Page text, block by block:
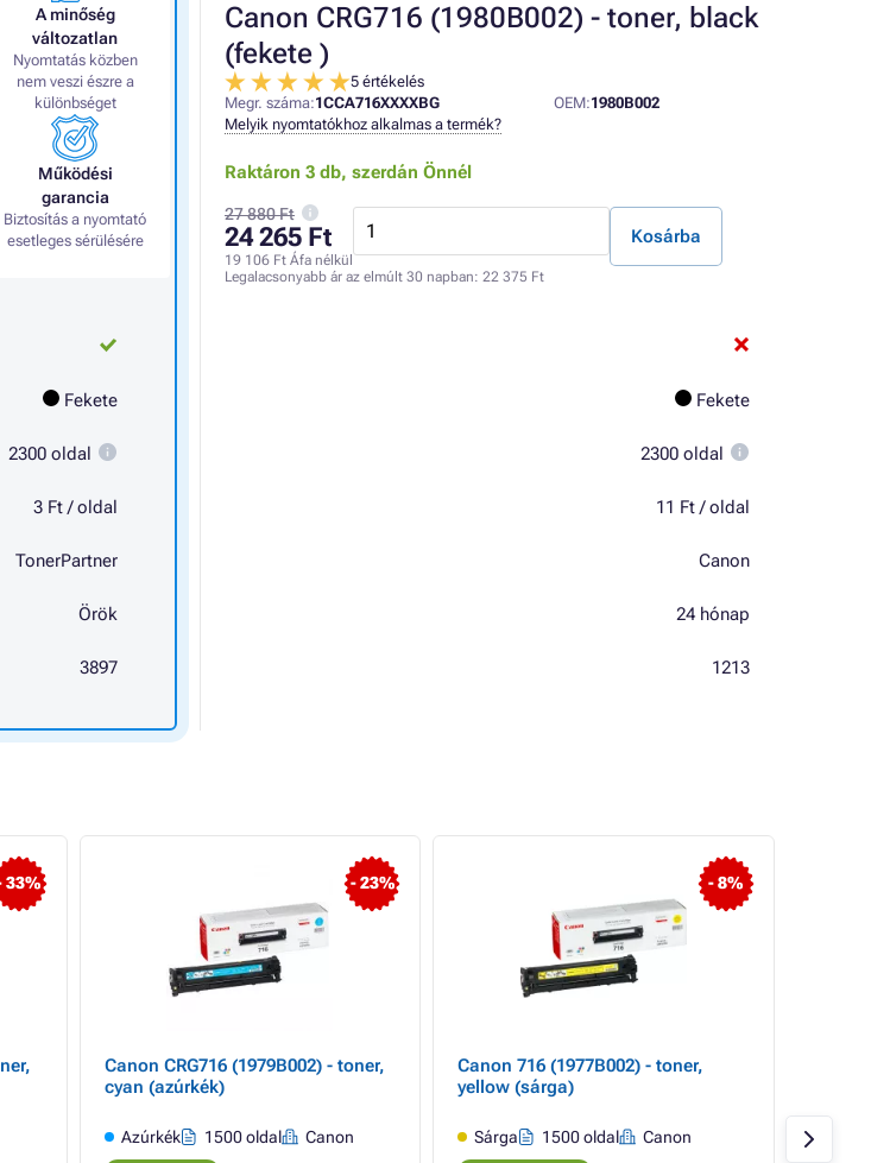
Canon CRG716 (1980B002) - toner, black
(fekete )
5 értékelés
Megr. száma:1CCA716XXXXBG OEM:1980B002
Melyik nyomtatókhoz alkalmas a termék?
Raktáron 3 db, szerdán Önnél
27 880 Ft
24 265 Ft
19 106 Ft Áfa nélkül
Kosárba
Legalacsonyabb ár az elmúlt 30 napban: 22 375 Ft
Fekete
2300 oldal
11 Ft / oldal
Canon
24 hónap
1213
A minőség
változatlan
Nyomtatás közben
nem veszi észre a
különbséget
Működési
garancia
Biztosítás a nyomtató
esetleges sérülésére
Fekete
2300 oldal
3 Ft / oldal
TonerPartner
Örök
3897
33% - 23%
Canon CRG716 (1979B002) - toner,
cyan (azúrkék)
Azúrkék 1500 oldal Canon
- 8%
Canon 716 (1977B002) - toner,
yellow (sárga)
Sárga 1500 oldal Canon